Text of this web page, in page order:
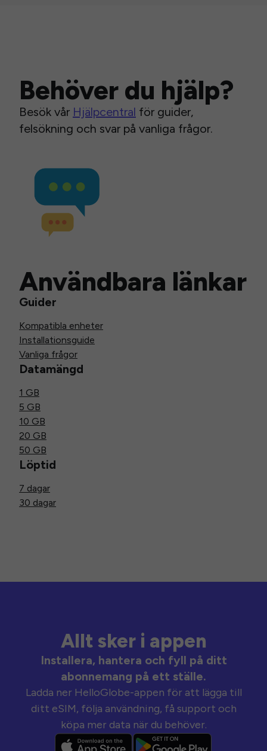
Behöver du hjälp?
Besök vår Hjälpcentral för guider,
felsökning och svar på vanliga frågor.
Användbara länkar
Guider
Kompatibla enheter
Installationsguide
Vanliga frågor
Datamängd
1 GB
5 GB
10 GB
20 GB
50 GB
Löptid
7 dagar
30 dagar
Allt sker i appen
Installera, hantera och fyll på ditt
abonnemang på ett ställe.
Ladda ner HelloGlobe-appen för att lägga till
ditt eSIM, följa användning, få support och
köpa mer data när du behöver.